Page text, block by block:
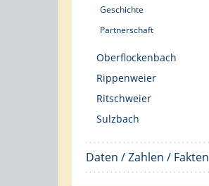
Geschichte
Partnerschaft
Oberflockenbach
Rippenweier
Ritschweier
Sulzbach
Daten / Zahlen / Fakten